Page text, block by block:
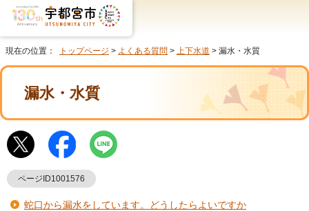
現在の位置： トップページ > よくある質問 > 上下水道 > 漏水・水質
漏水・水質
ページID1001576
蛇口から漏水をしています。どうしたらよいですか